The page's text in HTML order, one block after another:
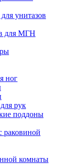
унитазов
для МГН
ног
рук
поддоны
раковиной
комнаты